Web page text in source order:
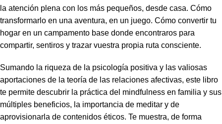
la atención plena con los más pequeños, desde casa. Cómo
transformarlo en una aventura, en un juego. Cómo convertir tu
hogar en un campamento base donde encontraros para
compartir, sentiros y trazar vuestra propia ruta consciente.
Sumando la riqueza de la psicología positiva y las valiosas
aportaciones de la teoría de las relaciones afectivas, este libro
te permite descubrir la práctica del mindfulness en familia y sus
múltiples beneficios, la importancia de meditar y de
aprovisionarla de contenidos éticos. Te muestra, de forma